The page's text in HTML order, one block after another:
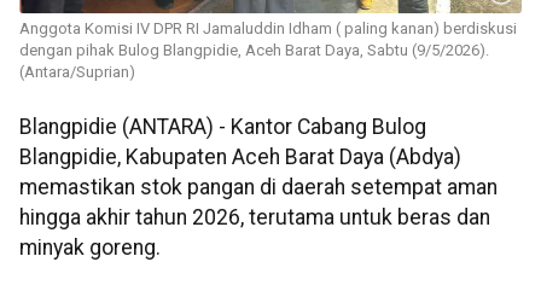
Anggota Komisi IV DPR RI Jamaluddin Idham ( paling kanan) berdiskusi
dengan pihak Bulog Blangpidie, Aceh Barat Daya, Sabtu (9/5/2026).
(Antara/Suprian)
Blangpidie (ANTARA) - Kantor Cabang Bulog
Blangpidie, Kabupaten Aceh Barat Daya (Abdya)
memastikan stok pangan di daerah setempat aman
hingga akhir tahun 2026, terutama untuk beras dan
minyak goreng.